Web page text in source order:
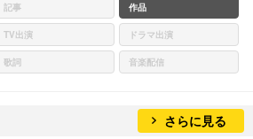
記事 作品
TV出演 ドラマ出演
歌詞 音楽配信
さらに見る